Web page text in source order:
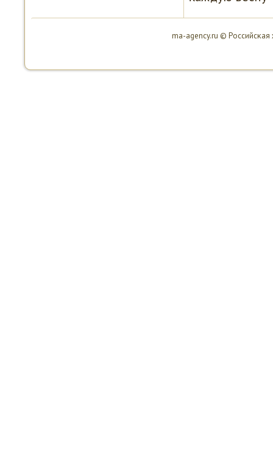
ma-agency.ru ©